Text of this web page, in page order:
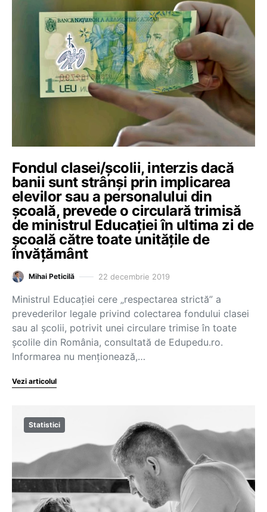
Fondul clasei/școlii, interzis dacă
banii sunt strânși prin implicarea
elevilor sau a personalului din
școală, prevede o circulară trimisă
de ministrul Educației în ultima zi de
școală către toate unitățile de
învățământ
Mihai Peticilă 22 decembrie 2019
Ministrul Educației cere „respectarea strictă” a
prevederilor legale privind colectarea fondului clasei
sau al școlii, potrivit unei circulare trimise în toate
școlile din România, consultată de Edupedu.ro.
Informarea nu menționează,…
Vezi articolul
Statistici